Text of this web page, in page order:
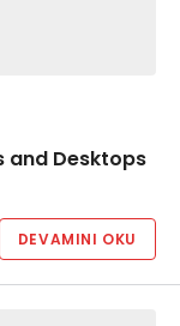
and Desktops
DEVAMINI OKU